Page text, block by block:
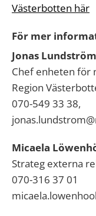
Västerbotten här
För mer
Jonas Lundström
Chef enheten för
Region
070-549 33 38,
Micaela
Strateg externa
070-316 37 01